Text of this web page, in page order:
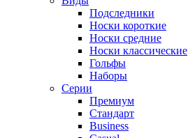
Подследники
Носки короткие
Носки средние
Носки классические
Гольфы
Наборы
Серии
Премиум
Стандарт
Business